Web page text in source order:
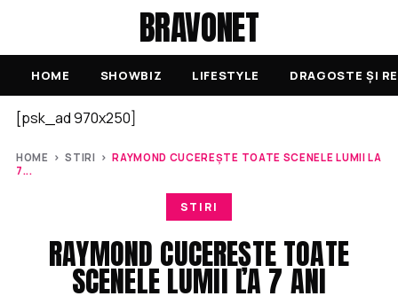
BRAVONET
HOME SHOWBIZ LIFESTYLE DRAGOSTE ȘI
[psk_ad 970x250]
HOME ›STIRI ›RAYMOND CUCEREȘTE TOATE SCENELE LUMII LA
7...
STIRI
RAYMOND CUCEREȘTE TOATE
SCENELE LUMII LA 7 ANI